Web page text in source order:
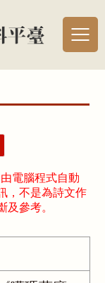
電腦程式自動
，不是為詩文作
及參考。